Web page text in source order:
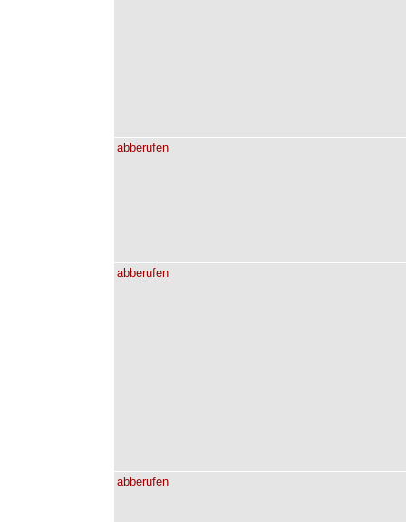
abberufen
abberufen
abberufen